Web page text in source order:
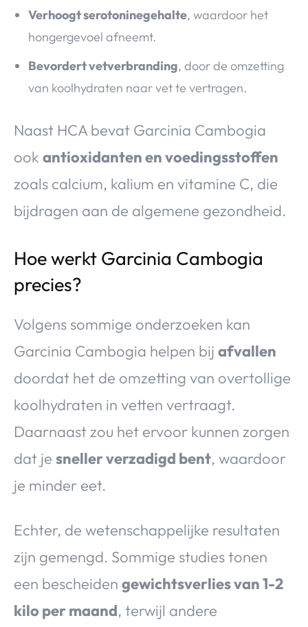
Verhoogt serotoninegehalte, waardoor het
hongergevoel afneemt.
Bevordert vetverbranding, door de omzetting
van koolhydraten naar vet te vertragen.
Naast HCA bevat Garcinia Cambogia
ook antioxidanten en voedingsstoffen
zoals calcium, kalium en vitamine C, die
bijdragen aan de algemene gezondheid.
Hoe werkt Garcinia Cambogia
precies?
Volgens sommige onderzoeken kan
Garcinia Cambogia helpen bij afvallen
doordat het de omzetting van overtollige
koolhydraten in vetten vertraagt.
Daarnaast zou het ervoor kunnen zorgen
dat je sneller verzadigd bent, waardoor
je minder eet.
Echter, de wetenschappelijke resultaten
zijn gemengd. Sommige studies tonen
een bescheiden gewichtsverlies van 1-2
kilo per maand, terwijl andere